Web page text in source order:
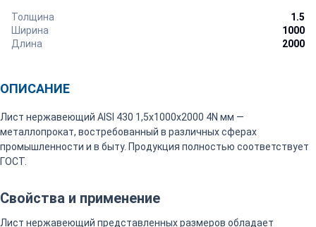
Толщина
1.5
Ширина
1000
Длина
2000
ОПИСАНИЕ
Лист нержавеющий AISI 430 1,5х1000х2000 4N мм —
металлопрокат, востребованный в различных сферах
промышленности и в быту. Продукция полностью соответствует
ГОСТ.
Свойства и применение
Лист нержавеющий представленных размеров обладает